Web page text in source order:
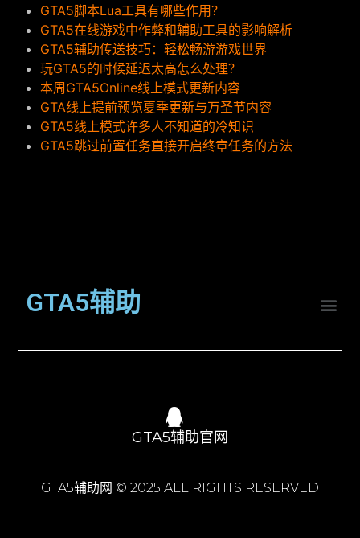
GTA5脚本Lua工具有哪些作用？
GTA5在线游戏中作弊和辅助工具的影响解析
GTA5辅助传送技巧：轻松畅游游戏世界
玩GTA5的时候延迟太高怎么处理？
本周GTA5Online线上模式更新内容
GTA线上提前预览夏季更新与万圣节内容
GTA5线上模式许多人不知道的冷知识
GTA5跳过前置任务直接开启终章任务的方法
GTA5辅助
GTA5辅助官网
GTA5辅助网 © 2025 ALL RIGHTS RESERVED